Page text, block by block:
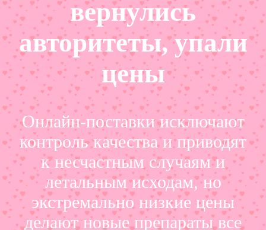
вернулись
авторитеты, упали
цены
Онлайн-поставки исключают
контроль качества и приводят
к несчастным случаям и
летальным исходам, но
экстремально низкие цены
делают новые препараты все